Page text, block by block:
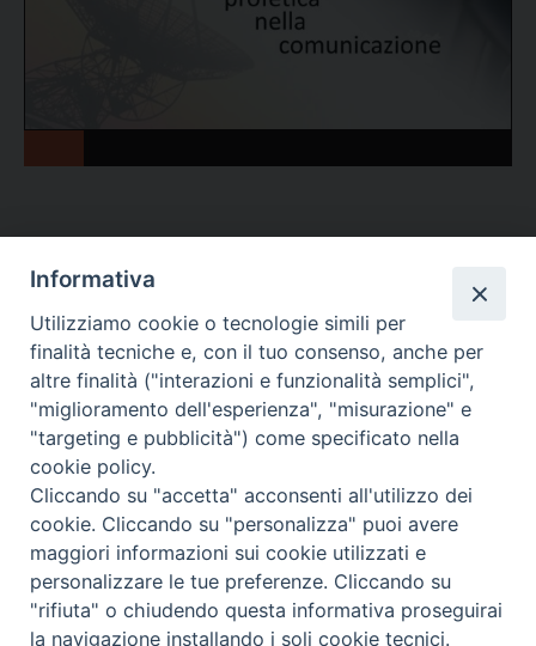
(06) 661.30.39
Per ulteriori informazioni teclamerlo@paoline.org
Informativa
Utilizziamo cookie o tecnologie simili per
finalità tecniche e, con il tuo consenso, anche per
altre finalità ("interazioni e funzionalità semplici",
"miglioramento dell'esperienza", "misurazione" e
"targeting e pubblicità") come specificato nella
cookie policy.
Cliccando su "accetta" acconsenti all'utilizzo dei
cookie. Cliccando su "personalizza" puoi avere
maggiori informazioni sui cookie utilizzati e
personalizzare le tue preferenze. Cliccando su
"rifiuta" o chiudendo questa informativa proseguirai
la navigazione installando i soli cookie tecnici.